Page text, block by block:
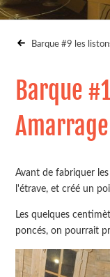
Barque #9 les
Barque
Avant de fabriquer
l'étrave, et créé un
Les quelques
poncés, on pourrait